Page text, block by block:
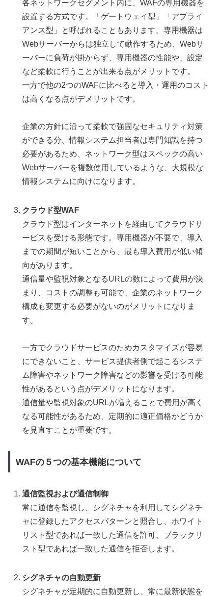
各ネットワークセグメント内に、WAFの専用機器を
設置する方式です。「ゲートウェイ型」「アプライ
アンス型」と呼ばれることもあります。専用機器は
Webサーバーからは独立して動作するため、Webサ
ーバーに負荷が掛からず、専用機器の性能や、設定
など柔軟に行うことが出来る点がメリットです。
一方で他の2つのWAFに比べると導入・運用のコスト
は高くなる点がデメリットです。
企業の方針に沿って柔軟で強固なセキュリティ対策
ができる分、情報システム担当者は専門知識を持つ
必要があるため、ネットワーク型はスペックの高い
Webサーバーを複数使用しているような、大規模な
情報システムに向けになります。
クラウド型WAF
クラウド型はインターネットを経由してクラウドサ
ービスを受ける形態です。専用機器が不要で、導入
までの期間が短いことから、最も導入費用が低い傾
向があります。
通信量や監視対象となるURLの数によって費用が決
まり、コストの調整も可能で、企業のネットワーク
構成も変更する必要がないのがメリットになりま
す。
一方でクラウドサービスのためカスタマイズが容易
にできないこと、サービス提供者側で起こるシステ
ム障害やネットワーク障害などの影響を受ける可能
性があるという点がデメリットになります。
通信量や監視対象のURLが増えることで費用が高く
なる可能性があるため、定期的に適正価格かどうか
を見直すことが重要です。
WAFの５つの基本機能について
通信監視および通信制御
常に通信を監視し、シグネチャを利用してシグネチ
ャに登録したアクセスパターンと照合し、ホワイト
リスト型であれば一致した通信を許可、ブラックリ
スト型であれば一致した通信を拒否します。
シグネチャの自動更新
シグネチャが定期的に自動更新し、常に最新状態を